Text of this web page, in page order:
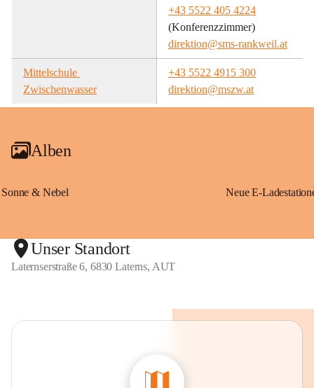
+43 5522 405 4224
(Konferenzzimmer)
direktion@sms-rankweil.at
Mittelschule
Zwischenwasser
+43 5522 4915 300
direktion@mszw.at
Alben
Sonne & Nebel
Unser Standort
Laternserstraße 6, 6830 Laterns, AUT